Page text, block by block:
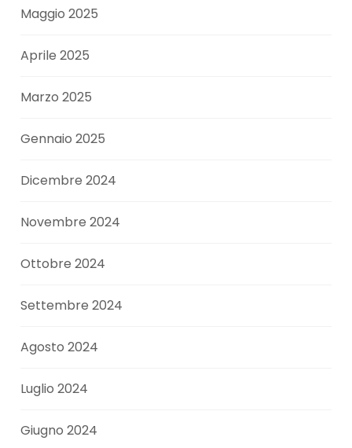
Maggio 2025
Aprile 2025
Marzo 2025
Gennaio 2025
Dicembre 2024
Novembre 2024
Ottobre 2024
Settembre 2024
Agosto 2024
Luglio 2024
Giugno 2024